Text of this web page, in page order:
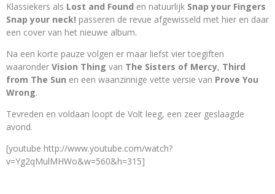
Klassiekers als Lost and Found en natuurlijk Snap your Fingers
Snap your neck! passeren de revue afgewisseld met hier en daar
een cover van het nieuwe album.
Na een korte pauze volgen er maar liefst vier toegiften
waaronder Vision Thing van The Sisters of Mercy, Third
from The Sun en een waanzinnige vette versie van Prove You
Wrong.
Tevreden en voldaan loopt de Volt leeg, een zeer geslaagde
avond.
[youtube http://www.youtube.com/watch?
v=Yg2qMulMHWo&w=560&h=315]